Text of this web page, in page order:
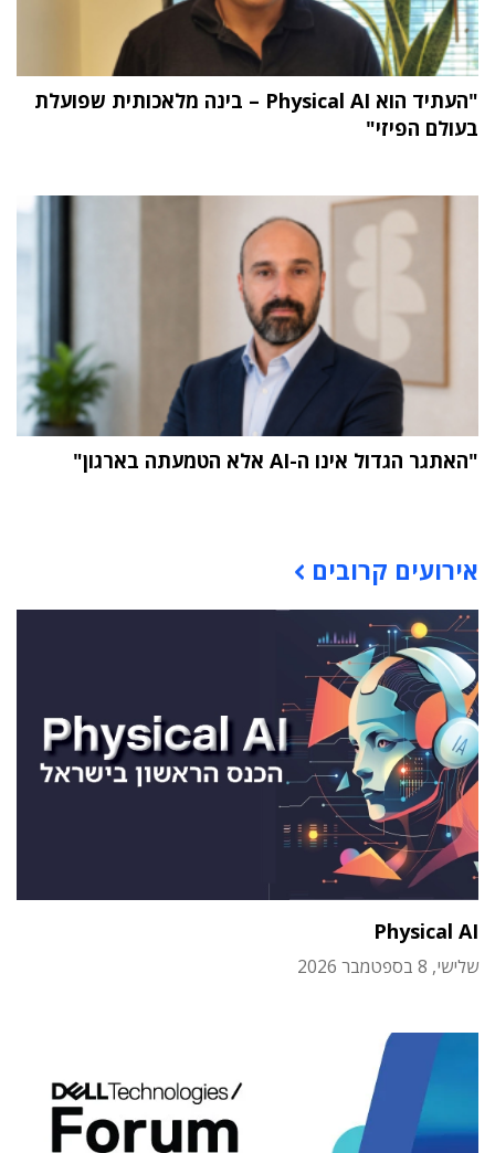
"העתיד הוא Physical AI – בינה מלאכותית שפועלת
בעולם הפיזי"
"האתגר הגדול אינו ה-AI אלא הטמעתה בארגון"
אירועים קרובים
Physical AI
שלישי, 8 בספטמבר 2026